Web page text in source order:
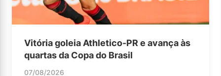
Vitória goleia Athletico-PR e avança às
quartas da Copa do Brasil
07/08/2026